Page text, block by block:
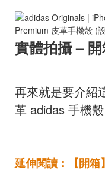
實體拍攝 –
再來就是要介紹
革 adidas 手機
延伸閱讀：【開箱